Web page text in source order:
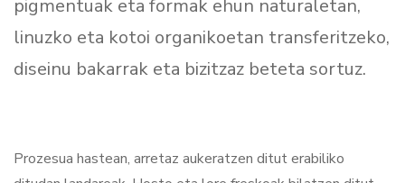
pigmentuak eta formak ehun naturaletan,
linuzko eta kotoi organikoetan transferitzeko,
diseinu bakarrak eta bizitzaz beteta sortuz.
Prozesua hastean, arretaz aukeratzen ditut erabiliko